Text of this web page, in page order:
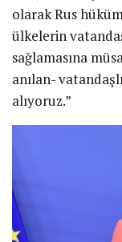
olarak Rus
ülkelerin
sağlamasına
anılan-
alıyoruz.”